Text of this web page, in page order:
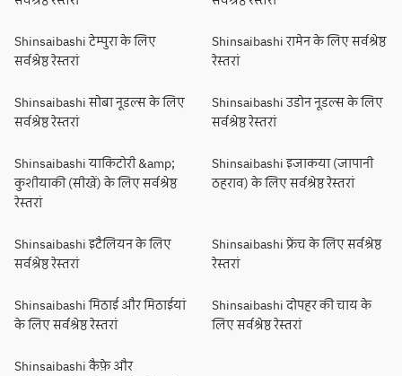
Shinsaibashi टेम्पुरा के लिए
सर्वश्रेष्ठ रेस्तरां
Shinsaibashi रामेन के लिए सर्वश्रेष्ठ
रेस्तरां
Shinsaibashi सोबा नूडल्स के लिए
सर्वश्रेष्ठ रेस्तरां
Shinsaibashi उडोन नूडल्स के लिए
सर्वश्रेष्ठ रेस्तरां
Shinsaibashi याकिटोरी &amp;
कुशीयाकी (सीखें) के लिए सर्वश्रेष्ठ
रेस्तरां
Shinsaibashi इजाकया (जापानी
ठहराव) के लिए सर्वश्रेष्ठ रेस्तरां
Shinsaibashi इटैलियन के लिए
सर्वश्रेष्ठ रेस्तरां
Shinsaibashi फ्रेंच के लिए सर्वश्रेष्ठ
रेस्तरां
Shinsaibashi मिठाई और मिठाईयां
के लिए सर्वश्रेष्ठ रेस्तरां
Shinsaibashi दोपहर की चाय के
लिए सर्वश्रेष्ठ रेस्तरां
Shinsaibashi कैफ़े और